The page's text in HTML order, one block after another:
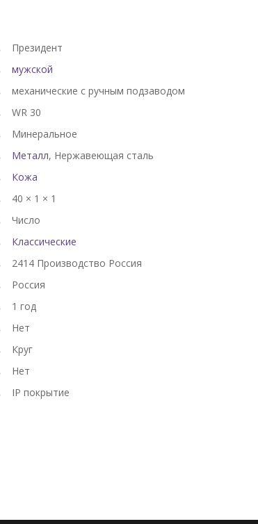
Президент
мужской
механические с ручным подзаводом
WR 30
Минеральное
Металл, Нержавеющая сталь
Кожа
40 × 1 × 1
Число
Классические
2414 Производство Россия
Россия
1 год
Нет
Круг
Нет
IP покрытие